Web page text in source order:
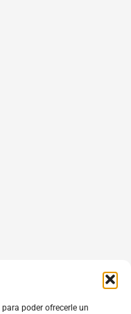
poder ofrecerle un
Teobaldo Power Nº 7,